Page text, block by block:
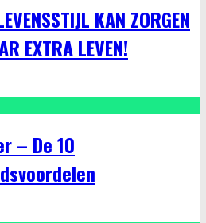
KAN ZORGEN
EXTRA LEVEN!
– De 10